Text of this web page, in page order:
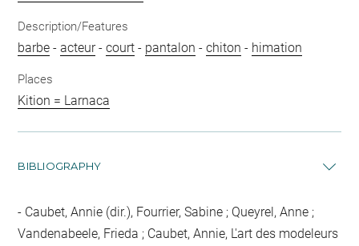
Description/Features
barbe -acteur-court - pantalon -chiton - himation
Places
Kition = Larnaca
BIBLIOGRAPHY
Caubet, Annie (dir.), Fourrier, Sabine ; Queyrel, Anne ;
Vandenabeele, Frieda ; Caubet, Annie, L'art des modeleurs